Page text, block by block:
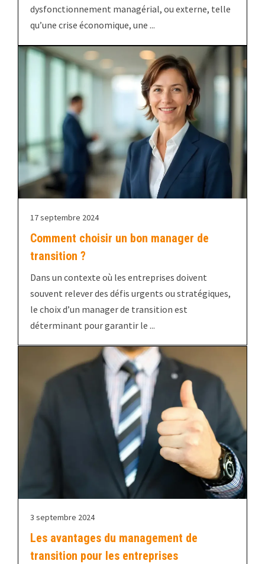
dysfonctionnement managérial, ou externe, telle
qu’une crise économique, une ...
17 septembre 2024
Comment choisir un bon manager de
transition ?
Dans un contexte où les entreprises doivent
souvent relever des défis urgents ou stratégiques,
le choix d’un manager de transition est
déterminant pour garantir le ...
3 septembre 2024
Les avantages du management de
transition pour les entreprises